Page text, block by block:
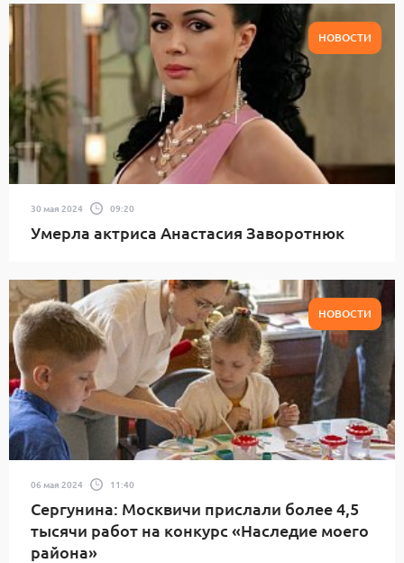
НОВОСТИ
30 мая 2024 09:20
Умерла актриса Анастасия Заворотнюк
НОВОСТИ
06 мая 2024 11:40
Сергунина: Москвичи прислали более 4,5
тысячи работ на конкурс «Наследие моего
района»